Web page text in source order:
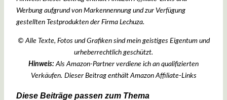
Werbung aufgrund von Markennennung und zur Verfügung
gestellten Testprodukten der Firma Lechuza.
© Alle Texte, Fotos und Grafiken sind mein geistiges Eigentum und
urheberrechtlich geschützt.
Hinweis:Als Amazon-Partner verdiene ich an qualifizierten
Verkäufen. Dieser Beitrag enthält Amazon Affiliate-Links
Diese Beiträge passen zum Thema